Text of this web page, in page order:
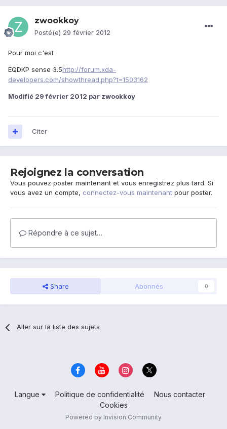
zwookkoy
Posté(e) 29 février 2012
Pour moi c'est
EQDKP sense 3.5http://forum.xda-
developers.com/showthread.php?t=1503162
Modifié 29 février 2012 par zwookkoy
Citer
Rejoignez la conversation
Vous pouvez poster maintenant et vous enregistrez plus tard. Si
vous avez un compte, connectez-vous maintenant pour poster.
Répondre à ce sujet…
Share Abonnés 0
Aller sur la liste des sujets
Langue Politique de confidentialité
Nous contacter
Cookies
Powered by Invision Community